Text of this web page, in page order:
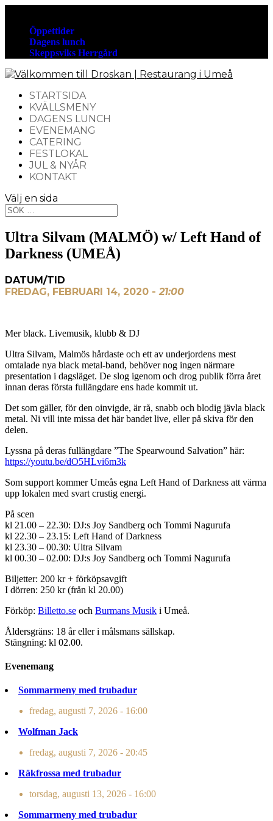
Öppettider
Dagens lunch
Skeppsviks Herrgård
STARTSIDA
KVÄLLSMENY
DAGENS LUNCH
EVENEMANG
CATERING
FESTLOKAL
JUL & NYÅR
KONTAKT
Välj en sida
Ultra Silvam (MALMÖ) w/ Left Hand of
Darkness (UMEÅ)
DATUM/TID
FREDAG, FEBRUARI 14, 2020 -21:00
Mer black. Livemusik, klubb & DJ
Ultra Silvam, Malmös hårdaste och ett av underjordens mest
omtalade nya black metal-band, behöver nog ingen närmare
presentation i dagsläget. De slog igenom och drog publik förra året
innan deras första fullängdare ens hade kommit ut.
Det som gäller, för den oinvigde, är rå, snabb och blodig jävla black
metal. Ni vill inte missa det här bandet live, eller på skiva för den
delen.
Lyssna på deras fullängdare ”The Spearwound Salvation” här:
https://youtu.be/dO5HLvi6m3k
Som support kommer Umeås egna Left Hand of Darkness att värma
upp lokalen med svart crustig energi.
På scen
kl 21.00 – 22.30: DJ:s Joy Sandberg och Tommi Nagurufa
kl 22.30 – 23.15: Left Hand of Darkness
kl 23.30 – 00.30: Ultra Silvam
kl 00.30 – 02.00: DJ:s Joy Sandberg och Tommi Nagurufa
Biljetter: 200 kr + förköpsavgift
I dörren: 250 kr (från kl 20.00)
Förköp: Billetto.se och Burmans Musik i Umeå.
Åldersgräns: 18 år eller i målsmans sällskap.
Stängning: kl 02.00.
Evenemang
Sommarmeny med trubadur
fredag, augusti 7, 2026 - 16:00
Wolfman Jack
fredag, augusti 7, 2026 - 20:45
Räkfrossa med trubadur
torsdag, augusti 13, 2026 - 16:00
Sommarmeny med trubadur